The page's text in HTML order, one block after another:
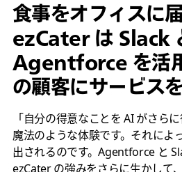
食事をオフィスに
ezCater は Slack
Agentforce を活
の顧客にサービス
「自分の得意なことを AI がさら
魔法のような体験です。それによ
出されるのです。Agentforce と
ezCater の強みをさらに生かして